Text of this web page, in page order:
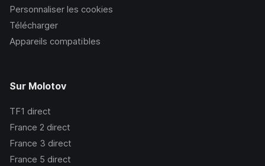
Personnaliser les cookies
Télécharger
Appareils compatibles
Sur Molotov
TF1 direct
France 2 direct
France 3 direct
France 5 direct